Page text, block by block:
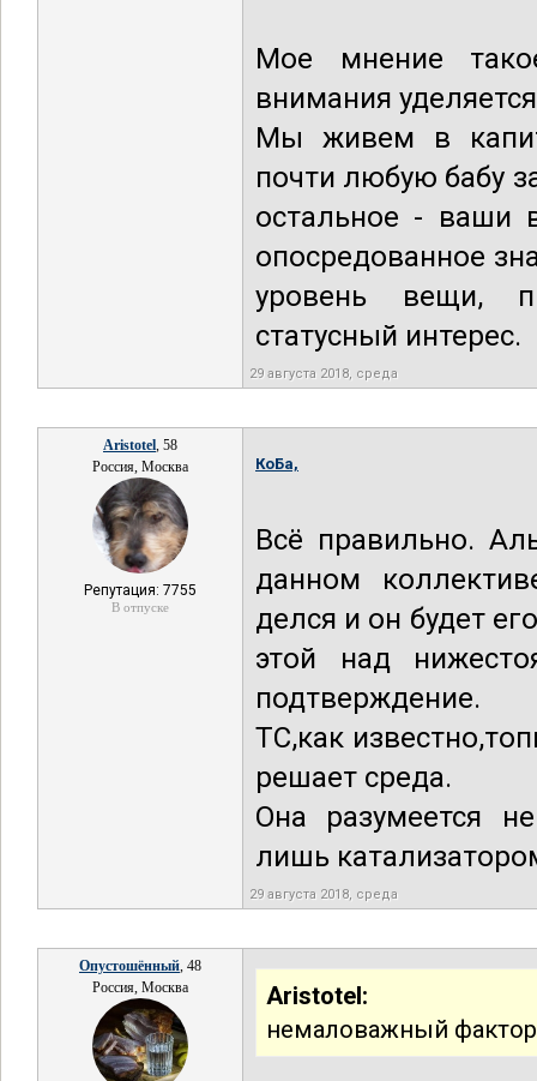
Мое мнение
внимания
Мы живем в
почти любую бабу
остальное - ваши
опосредованное
уровень вещи,
статусный интерес.
29 августа 2018, среда
Aristotel, 58
Россия, Москва
Репутация: 7755
В отпуске
КоБа,
Всё правильно.
данном
делся и он будет
этой над
подтверждение.
ТС,как
решает среда.
Она разумеется
лишь
29 августа 2018, среда
Опустошённый, 48
Россия, Москва
Aristotel:
немаловажный фактор